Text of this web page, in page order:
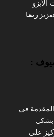
رضا
:
في
بشكل
على